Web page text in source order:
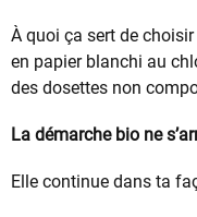
À quoi ça sert de
en papier blanchi au
des dosettes non
La démarche bio ne
Elle continue dans ta